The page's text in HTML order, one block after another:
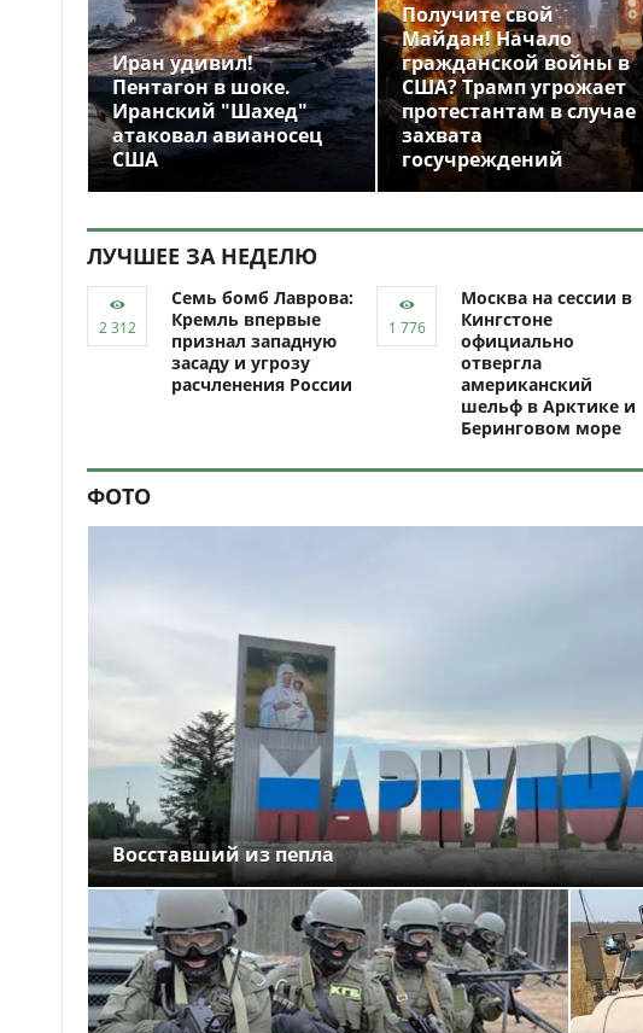
Иран удивил!
Пентагон в шоке.
Иранский "Шахед"
атаковал авианосец
США
Получите свой
Майдан! Начало
гражданской войны в
США? Трамп угрожает
протестантам в случае
захвата
госучреждений
ЛУЧШЕЕ ЗА НЕДЕЛЮ
Семь бомб Лаврова:
Кремль впервые
признал западную
засаду и угрозу
расчленения России
Москва на сессии в
Кингстоне
официально
отвергла
американский
шельф в Арктике и
Беринговом море
ФОТО
Восставший из пепла